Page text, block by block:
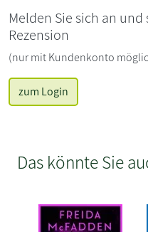
Melden Sie sich an
Rezension
(nur mit Kundenkonto
zum Login
Das könnte Sie